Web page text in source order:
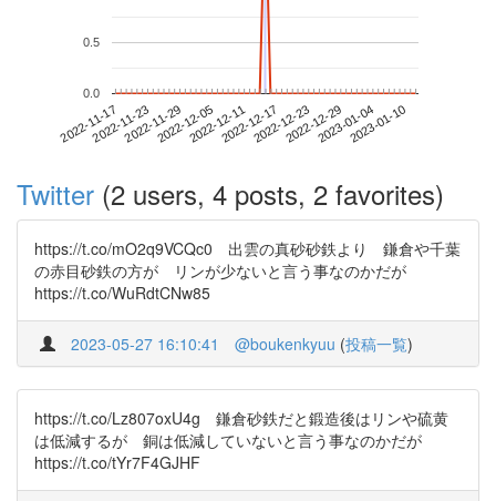
2022-11-172022-11-232022-11-292022-12-052022-12-112022-12-172022-12-232022-12-292023-01-042023-01-10
0.0
0.5
Twitter (2 users, 4 posts, 2 favorites)
https://t.co/mO2q9VCQc0 出雲の真砂砂鉄より 鎌倉や千葉
の赤目砂鉄の方が リンが少ないと言う事なのかだが
https://t.co/WuRdtCNw85
2023-05-27 16:10:41 @boukenkyuu (投稿一覧)
https://t.co/Lz807oxU4g 鎌倉砂鉄だと鍛造後はリンや硫黄
は低減するが 銅は低減していないと言う事なのかだが
https://t.co/tYr7F4GJHF